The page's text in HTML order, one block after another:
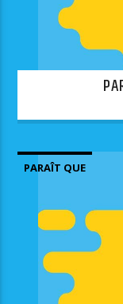
PARAÎT QUE